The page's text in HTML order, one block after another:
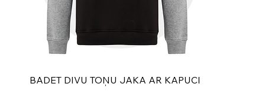
BADET DIVU TOŅU JAKA AR KAPUCI